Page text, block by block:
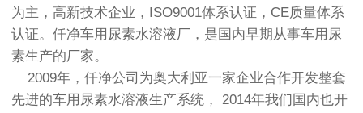
为主，高新技术企业，ISO9001体系认证，CE质量体系
认证。仟净车用尿素水溶液厂，是国内早期从事车用尿
素生产的厂家。
2009年，仟净公司为奥大利亚一家企业合作开发整套
先进的车用尿素水溶液生产系统， 2014年我们国内也开